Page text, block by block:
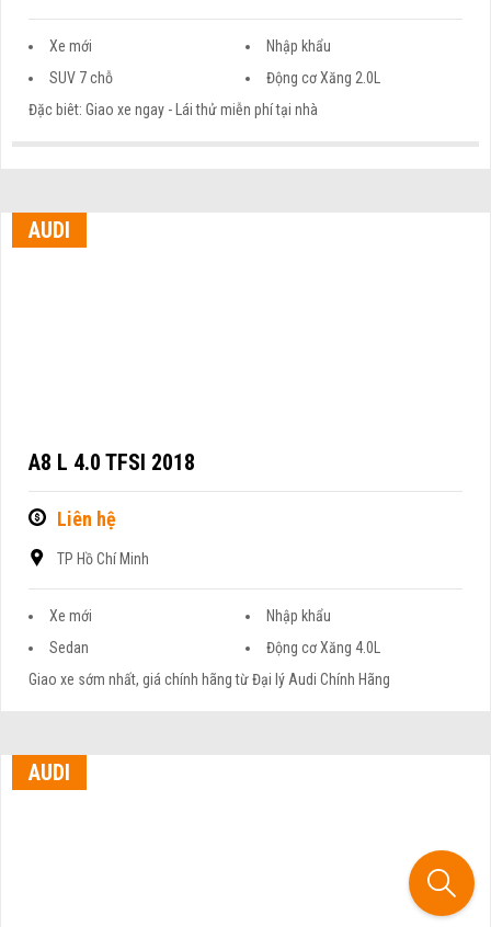
Xe mới
Nhập khẩu
SUV 7 chỗ
Động cơ Xăng 2.0L
Đặc biêt: Giao xe ngay - Lái thử miễn phí tại nhà
AUDI
A8 L 4.0 TFSI 2018
Liên hệ
TP Hồ Chí Minh
Xe mới
Nhập khẩu
Sedan
Động cơ Xăng 4.0L
Giao xe sớm nhất, giá chính hãng từ Đại lý Audi Chính Hãng
AUDI